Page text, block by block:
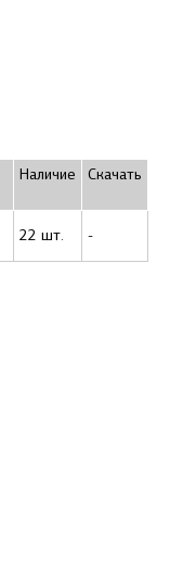
Наличие Скачать
22 шт. -